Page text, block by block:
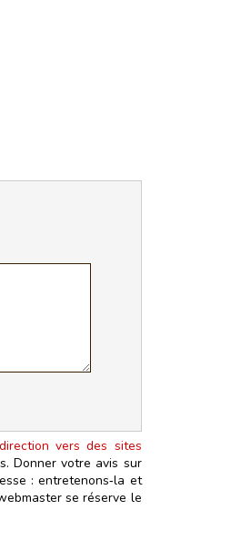
vers des sites
Donner votre avis sur
: entretenons‑la et
se réserve le